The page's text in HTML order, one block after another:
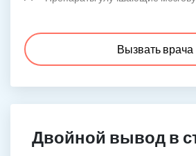
Вызвать врача
Двойной вывод в